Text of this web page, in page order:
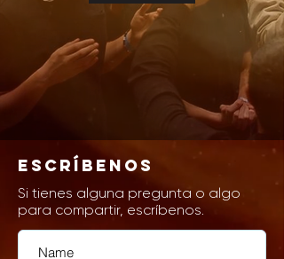
ESCRÍBENOS
Si tienes alguna pregunta o algo
para compartir, escríbenos.